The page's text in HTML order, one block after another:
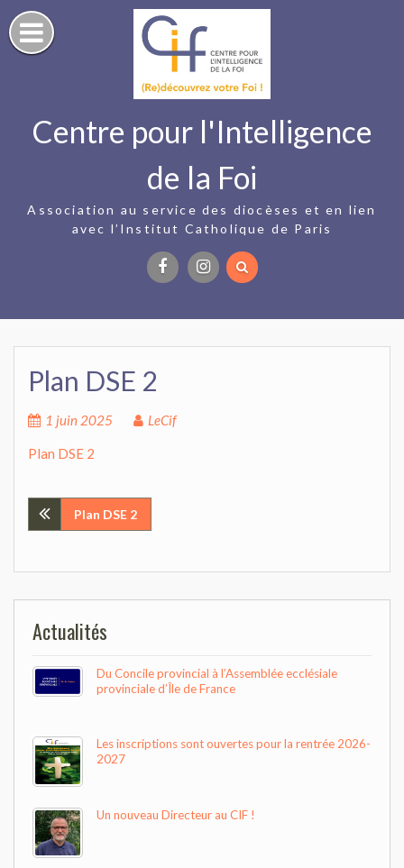
Skip
to
content
Centre pour l'Intelligence
de la Foi
Association au service des diocèses et en lien
avec l’Institut Catholique de Paris
Plan DSE 2
1 juin 2025 LeCif
Plan DSE 2
Navigation
l’article
Plan DSE 2
Actualités
Du Concile provincial à l’Assemblée ecclésiale
provinciale d’Île de France
Les inscriptions sont ouvertes pour la rentrée 2026-
2027
Un nouveau Directeur au CIF !